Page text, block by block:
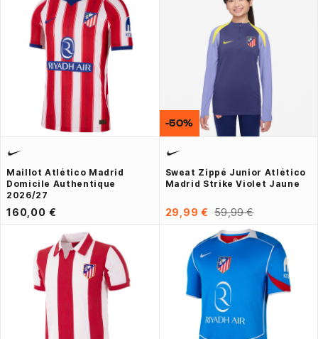
Maillot Atlético Madrid
Domicile Authentique
2026/27
160,00 €
Sweat Zippé Junior Atlético
Madrid Strike Violet Jaune
29,99 € 59,99 €
-50%